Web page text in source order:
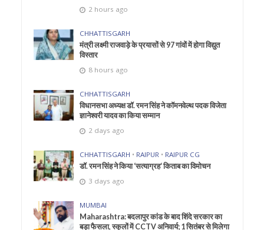
2 hours ago
CHHATTISGARH
मंत्री लक्ष्मी राजवाड़े के प्रयासों से 97 गांवों में होगा विद्युत
विस्तार
8 hours ago
CHHATTISGARH
विधानसभा अध्यक्ष डॉ. रमन सिंह ने कॉमनवेल्थ पदक विजेता
ज्ञानेश्वरी यादव का किया सम्मान
2 days ago
CHHATTISGARH • RAIPUR • RAIPUR CG
डॉ. रमन सिंह ने किया ‘सत्याग्रह‘ किताब का विमोचन
3 days ago
MUMBAI
Maharashtra: बदलापुर कांड के बाद शिंदे सरकार का
बड़ा फैसला, स्कूलों में CCTV अनिवार्य; 1 सितंबर से मिलेगा